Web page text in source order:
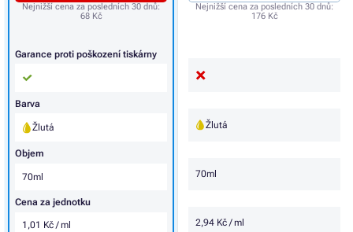
Nejnižší cena za posledních 30 dnů:
176 Kč
Žlutá
70ml
2,94 Kč / ml
Nejnižší cena za posledních 30 dnů:
68 Kč
Garance proti poškození tiskárny
Barva
Žlutá
Objem
70ml
Cena za jednotku
1,01 Kč / ml